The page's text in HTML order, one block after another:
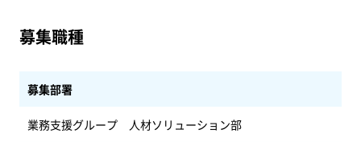
募集職種
募集部署
業務支援グループ 人材ソリューション部